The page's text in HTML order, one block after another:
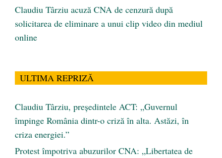
Claudiu Târziu acuză CNA de cenzură după
solicitarea de eliminare a unui clip video din mediul
online
ULTIMA REPRIZĂ
Claudiu Târziu, președintele ACT: „Guvernul
împinge România dintr-o criză în alta. Astăzi, în
criza energiei.”
Protest împotriva abuzurilor CNA: „Libertatea de